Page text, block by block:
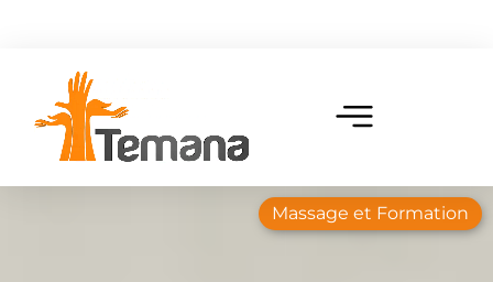
Massage et Formation